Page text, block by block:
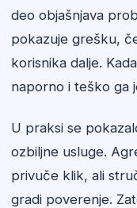
deo objašnjava
pokazuje grešku,
korisnika dalje.
naporno i teško ga
U praksi se
ozbiljne usluge.
privuče klik, ali
gradi poverenje.